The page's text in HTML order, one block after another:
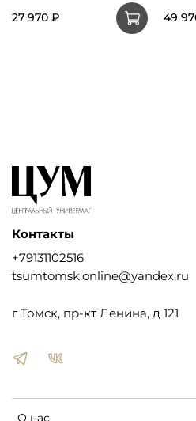
27 970 ₽
49
О нас
Контакты
+79131102516
tsumtomsk.online@yandex.ru
г Томск, пр-кт Ленина, д 121